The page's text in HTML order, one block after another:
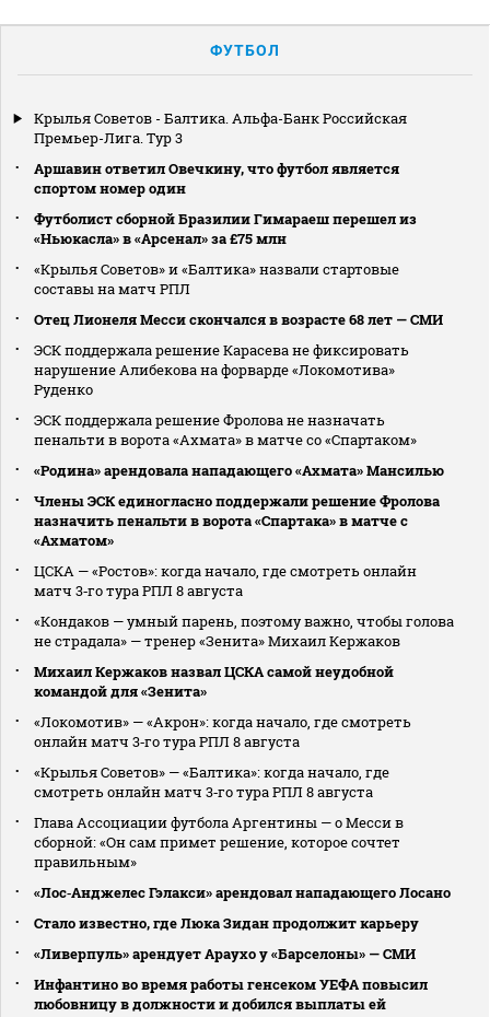
ФУТБОЛ
Крылья Советов - Балтика. Альфа-Банк Российская
Премьер-Лига. Тур 3
Аршавин ответил Овечкину, что футбол является
спортом номер один
Футболист сборной Бразилии Гимараеш перешел из
«Ньюкасла» в «Арсенал» за £75 млн
«Крылья Советов» и «Балтика» назвали стартовые
составы на матч РПЛ
Отец Лионеля Месси скончался в возрасте 68 лет — СМИ
ЭСК поддержала решение Карасева не фиксировать
нарушение Алибекова на форварде «Локомотива»
Руденко
ЭСК поддержала решение Фролова не назначать
пенальти в ворота «Ахмата» в матче со «Спартаком»
«Родина» арендовала нападающего «Ахмата» Мансилью
Члены ЭСК единогласно поддержали решение Фролова
назначить пенальти в ворота «Спартака» в матче с
«Ахматом»
ЦСКА — «Ростов»: когда начало, где смотреть онлайн
матч 3‑го тура РПЛ 8 августа
«Кондаков — умный парень, поэтому важно, чтобы голова
не страдала» — тренер «Зенита» Михаил Кержаков
Михаил Кержаков назвал ЦСКА самой неудобной
командой для «Зенита»
«Локомотив» — «Акрон»: когда начало, где смотреть
онлайн матч 3‑го тура РПЛ 8 августа
«Крылья Советов» — «Балтика»: когда начало, где
смотреть онлайн матч 3‑го тура РПЛ 8 августа
Глава Ассоциации футбола Аргентины — о Месси в
сборной: «Он сам примет решение, которое сочтет
правильным»
«Лос‑Анджелес Гэлакси» арендовал нападающего Лосано
Стало известно, где Люка Зидан продолжит карьеру
«Ливерпуль» арендует Араухо у «Барселоны» — СМИ
Инфантино во время работы генсеком УЕФА повысил
любовницу в должности и добился выплаты ей